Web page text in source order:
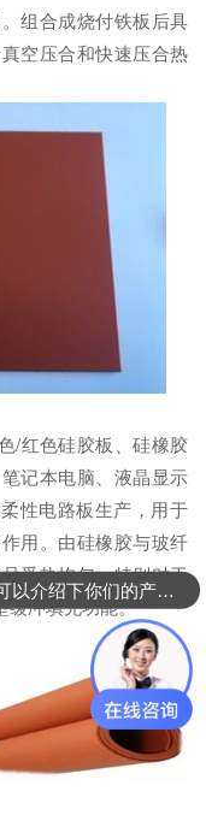
组合成烧付铁板后具
空压合和快速压合热
/红色硅胶板、硅橡胶
记本电脑、液晶显示
性电路板生产，用于
用。由硅橡胶与玻纤
受热均匀，特别对于
缓冲填充功能。
可以介绍下你们的产品么？